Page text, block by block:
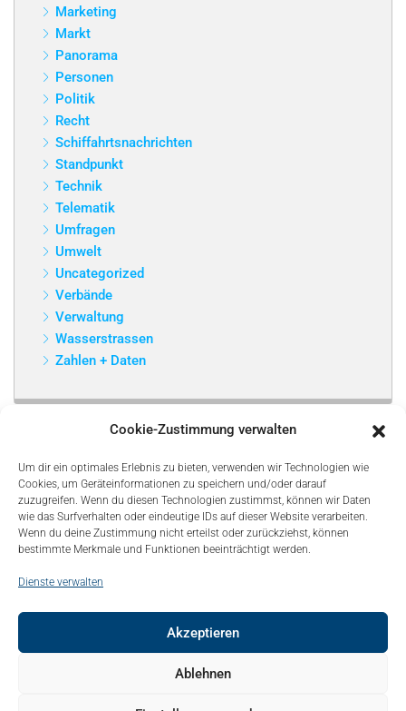
Cookie-Zustimmung verwalten
Um dir ein optimales Erlebnis zu bieten, verwenden wir Technologien wie
Cookies, um Geräteinformationen zu speichern und/oder darauf
zuzugreifen. Wenn du diesen Technologien zustimmst, können wir Daten
wie das Surfverhalten oder eindeutige IDs auf dieser Website verarbeiten.
Wenn du deine Zustimmung nicht erteilst oder zurückziehst, können
bestimmte Merkmale und Funktionen beeinträchtigt werden.
Dienste verwalten
Akzeptieren
Ablehnen
Marketing
Markt
Panorama
Personen
Politik
Recht
Schiffahrtsnachrichten
Standpunkt
Technik
Telematik
Umfragen
Umwelt
Uncategorized
Verbände
Verwaltung
Wasserstrassen
Zahlen + Daten